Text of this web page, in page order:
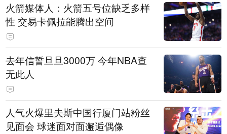
火箭媒体人：火箭五号位缺乏多样
性 交易卡佩拉能腾出空间
去年信誓旦旦3000万 今年NBA查
无此人
人气火爆里夫斯中国行厦门站粉丝
见面会 球迷面对面邂逅偶像